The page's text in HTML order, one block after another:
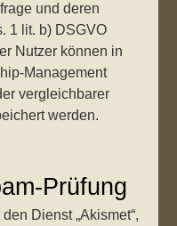
und deren
1 lit. b) DSGVO
Nutzer können in
Management
vergleichbarer
werden.
Prüfung
Dienst „Akismet“,